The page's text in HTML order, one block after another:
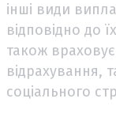
інші види
відповідно до
також
відрахування,
соціального